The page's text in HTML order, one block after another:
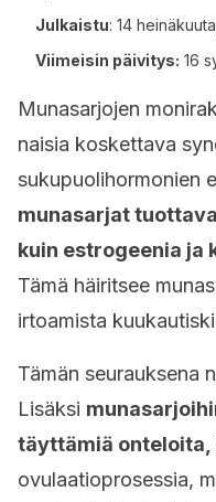
Julkaistu: 14
Viimeisin päivitys: 16
Munasarjojen
naisia koskettava
sukupuolihormonien
munasarjat
kuin estrogeenia ja
Tämä häiritsee
irtoamista
Tämän seurauksena
Lisäksi
täyttämiä onteloita,
ovulaatioprosessia,